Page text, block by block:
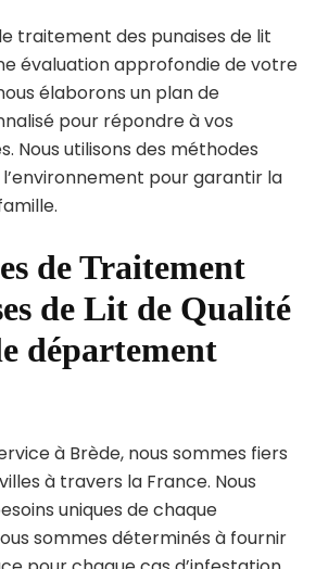
traitement des punaises de lit
évaluation approfondie de votre
élaborons un plan de
pour répondre à vos
Nous utilisons des méthodes
pour garantir la
de Traitement
de Lit de Qualité
département
à Brède, nous sommes fiers
à travers la France. Nous
uniques de chaque
sommes déterminés à fournir